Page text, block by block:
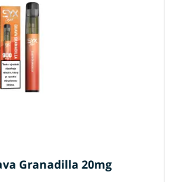
Granadilla 20mg